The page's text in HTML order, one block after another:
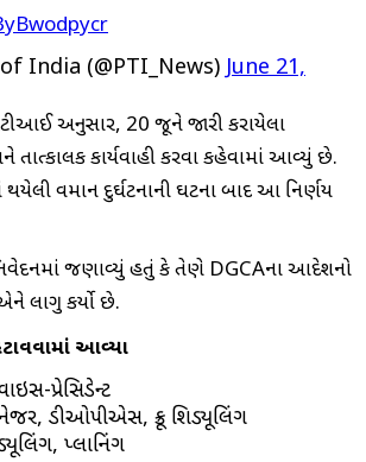
India (@PTI_News)June 21,
અનુસાર, 20 જૂને જારી કરાયેલા
કાર્યવાહી કરવા કહેવામાં આવ્યું છે.
વિમાન દુર્ઘટનાની ઘટના બાદ આ નિર્ણય
જણાવ્યું હતું કે તેણે DGCAના આદેશનો
લાગુ કર્યો છે.
આવ્યા
પ્રેસિડેન્ટ
ડીઓપીએસ, ક્રૂ શિડ્યૂલિંગ
પ્લાનિંગ